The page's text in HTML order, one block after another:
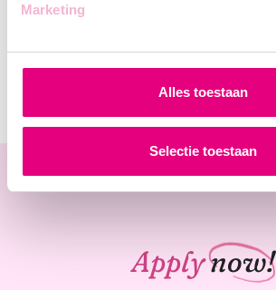
Marketing
Alles toestaan
Selectie toestaan
Applynow!